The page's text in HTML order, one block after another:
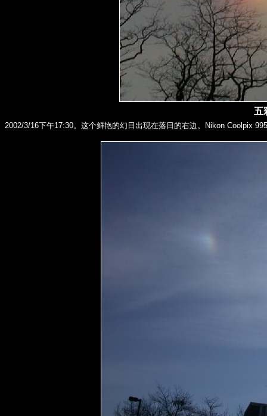
五
2002/3/16下午17:30。这个鲜艳的幻日出现在落日的右边。Nikon Coolpix